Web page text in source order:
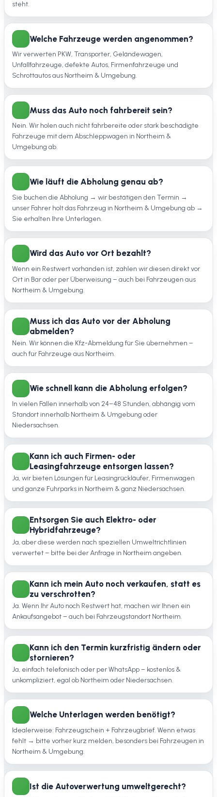
steht.
Welche Fahrzeuge werden angenommen?
Wir verwerten PKW, Transporter, Geländewagen,
Unfallfahrzeuge, defekte Autos, Firmenfahrzeuge und
Schrottautos aus Northeim & Umgebung.
Muss das Auto noch fahrbereit sein?
Nein. Wir holen auch nicht fahrbereite oder stark beschädigte
Fahrzeuge mit dem Abschleppwagen in Northeim &
Umgebung ab.
Wie läuft die Abholung genau ab?
Sie buchen die Abholung → wir bestätigen den Termin →
unser Fahrer holt das Fahrzeug in Northeim & Umgebung ab →
Sie erhalten Ihre Unterlagen.
Wird das Auto vor Ort bezahlt?
Wenn ein Restwert vorhanden ist, zahlen wir diesen direkt vor
Ort in Bar oder per Überweisung – auch bei Fahrzeugen aus
Northeim & Umgebung.
Muss ich das Auto vor der Abholung
abmelden?
Nein. Wir können die Kfz-Abmeldung für Sie übernehmen –
auch für Fahrzeuge aus Northeim.
Wie schnell kann die Abholung erfolgen?
In vielen Fällen innerhalb von 24–48 Stunden, abhängig vom
Standort innerhalb Northeim & Umgebung oder
Niedersachsen.
Kann ich auch Firmen- oder
Leasingfahrzeuge entsorgen lassen?
Ja, wir bieten Lösungen für Leasingrückläufer, Firmenwagen
und ganze Fuhrparks in Northeim & ganz Niedersachsen.
Entsorgen Sie auch Elektro- oder
Hybridfahrzeuge?
Ja, aber diese werden nach speziellen Umweltrichtlinien
verwertet – bitte bei der Anfrage in Northeim angeben.
Kann ich mein Auto noch verkaufen, statt es
zu verschrotten?
Ja. Wenn Ihr Auto noch Restwert hat, machen wir Ihnen ein
Ankaufsangebot – auch bei Fahrzeugstandort Northeim.
Kann ich den Termin kurzfristig ändern oder
stornieren?
Ja, einfach telefonisch oder per WhatsApp – kostenlos &
unkompliziert, egal ob Northeim oder Niedersachsen.
Welche Unterlagen werden benötigt?
Idealerweise: Fahrzeugschein + Fahrzeugbrief. Wenn etwas
fehlt → bitte vorher kurz melden, besonders bei Fahrzeugen in
Northeim & Umgebung.
Ist die Autoverwertung umweltgerecht?